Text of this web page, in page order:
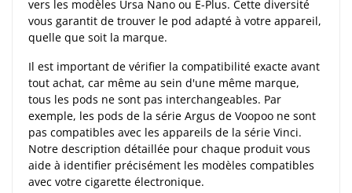
vers les modèles Ursa Nano ou E-Plus. Cette diversité
vous garantit de trouver le pod adapté à votre appareil,
quelle que soit la marque.
Il est important de vérifier la compatibilité exacte avant
tout achat, car même au sein d'une même marque,
tous les pods ne sont pas interchangeables. Par
exemple, les pods de la série Argus de Voopoo ne sont
pas compatibles avec les appareils de la série Vinci.
Notre description détaillée pour chaque produit vous
aide à identifier précisément les modèles compatibles
avec votre cigarette électronique.